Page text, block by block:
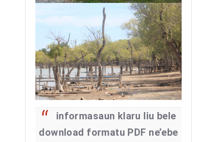
informasaun klaru liu bele
download formatu PDF ne’ebe